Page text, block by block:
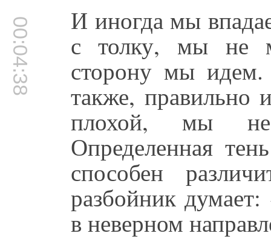
00:04:38 И иногда мы
с толку, мы не
сторону мы идем.
также, правильно
плохой, мы
Определенная
способен
разбойник
в неверном